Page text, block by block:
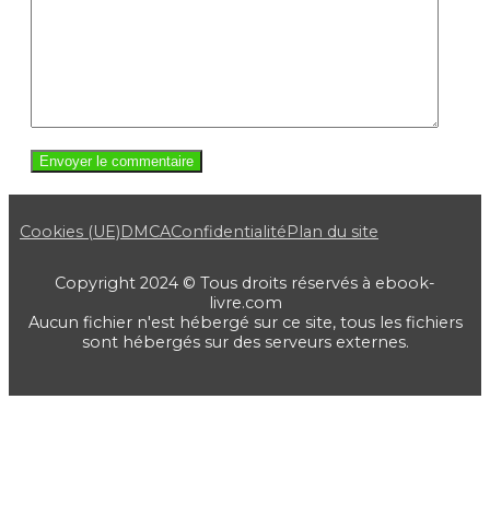
Cookies (UE)DMCAConfidentialitéPlan du site
Copyright 2024 © Tous droits réservés à ebook-
livre.com
Aucun fichier n'est hébergé sur ce site, tous les fichiers
sont hébergés sur des serveurs externes.